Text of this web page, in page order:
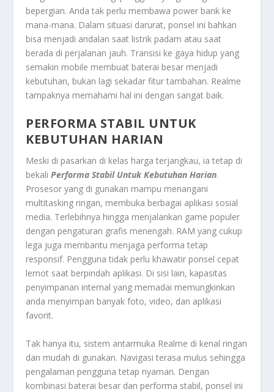
bepergian. Anda tak perlu membawa power bank ke
mana-mana. Dalam situasi darurat, ponsel ini bahkan
bisa menjadi andalan saat listrik padam atau saat
berada di perjalanan jauh. Transisi ke gaya hidup yang
semakin mobile membuat baterai besar menjadi
kebutuhan, bukan lagi sekadar fitur tambahan. Realme
tampaknya memahami hal ini dengan sangat baik.
PERFORMA STABIL UNTUK
KEBUTUHAN HARIAN
Meski di pasarkan di kelas harga terjangkau, ia tetap di
bekaliPerforma Stabil Untuk Kebutuhan Harian.
Prosesor yang di gunakan mampu menangani
multitasking ringan, membuka berbagai aplikasi sosial
media. Terlebihnya hingga menjalankan game populer
dengan pengaturan grafis menengah. RAM yang cukup
lega juga membantu menjaga performa tetap
responsif. Pengguna tidak perlu khawatir ponsel cepat
lemot saat berpindah aplikasi. Di sisi lain, kapasitas
penyimpanan internal yang memadai memungkinkan
anda menyimpan banyak foto, video, dan aplikasi
favorit.
Tak hanya itu, sistem antarmuka Realme di kenal ringan
dan mudah di gunakan. Navigasi terasa mulus sehingga
pengalaman pengguna tetap nyaman. Dengan
kombinasi baterai besar dan performa stabil, ponsel ini